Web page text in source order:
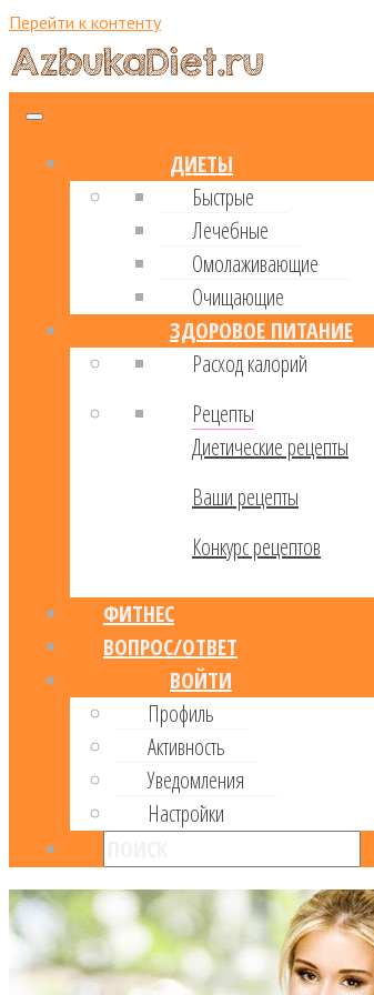
Перейти к контенту
ДИЕТЫ
Быстрые
Лечебные
Омолаживающие
Очищающие
ЗДОРОВОЕ ПИТАНИЕ
Расход калорий
Рецепты
Диетические рецепты
Ваши рецепты
Конкурс рецептов
ФИТНЕС
ВОПРОС/ОТВЕТ
ВОЙТИ
Профиль
Активность
Уведомления
Настройки